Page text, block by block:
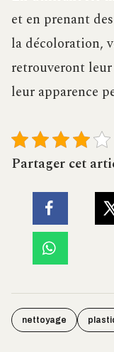
et en prenant
la décoloration,
retrouveront
leur apparence
Partager cet
nettoyage